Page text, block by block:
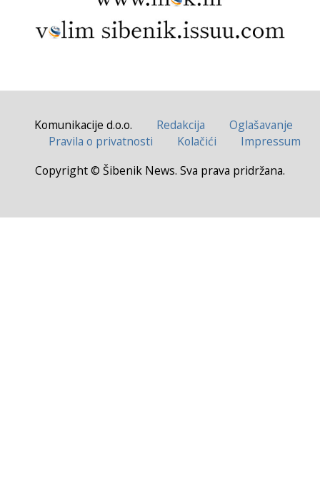
Komunikacije d.o.o. Redakcija
Oglašavanje
Pravila o privatnosti
Kolačići
Impressum
Copyright © Šibenik News. Sva prava pridržana.